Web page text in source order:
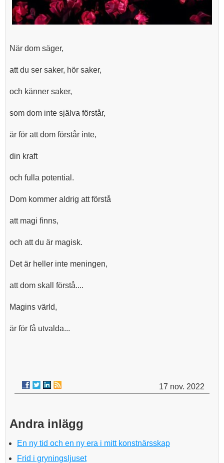
När dom säger,
att du ser saker, hör saker,
och känner saker,
som dom inte själva förstår,
är för att dom förstår inte,
din kraft
och fulla potential.
Dom kommer aldrig att förstå
att magi finns,
och att du är magisk.
Det är heller inte meningen,
att dom skall förstå....
Magins värld,
är för få utvalda...
17 nov. 2022
Andra inlägg
En ny tid och en ny era i mitt konstnärsskap
Frid i gryningsljuset